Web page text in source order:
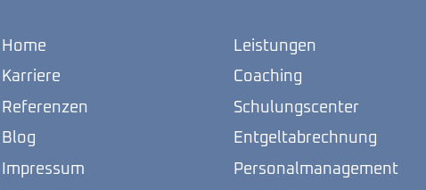
Home
Karriere
Referenzen
Blog
Impressum
Leistungen
Coaching
Schulungscenter
Entgeltabrechnung
Personalmanagement